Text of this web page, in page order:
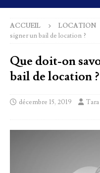
ACCUEIL LOCATION
signer un bail de location ?
Que doit-on
bail de location ?
décembre 15, 2019